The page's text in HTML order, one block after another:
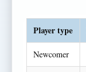
Player type
Newcomer